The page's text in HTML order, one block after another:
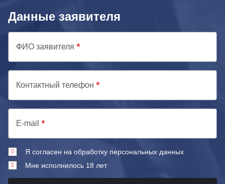
Данные заявителя
ФИО заявителя
Контактный телефон
E-mail
Я согласен на обработку персональных данных
Мне исполнилось 18 лет